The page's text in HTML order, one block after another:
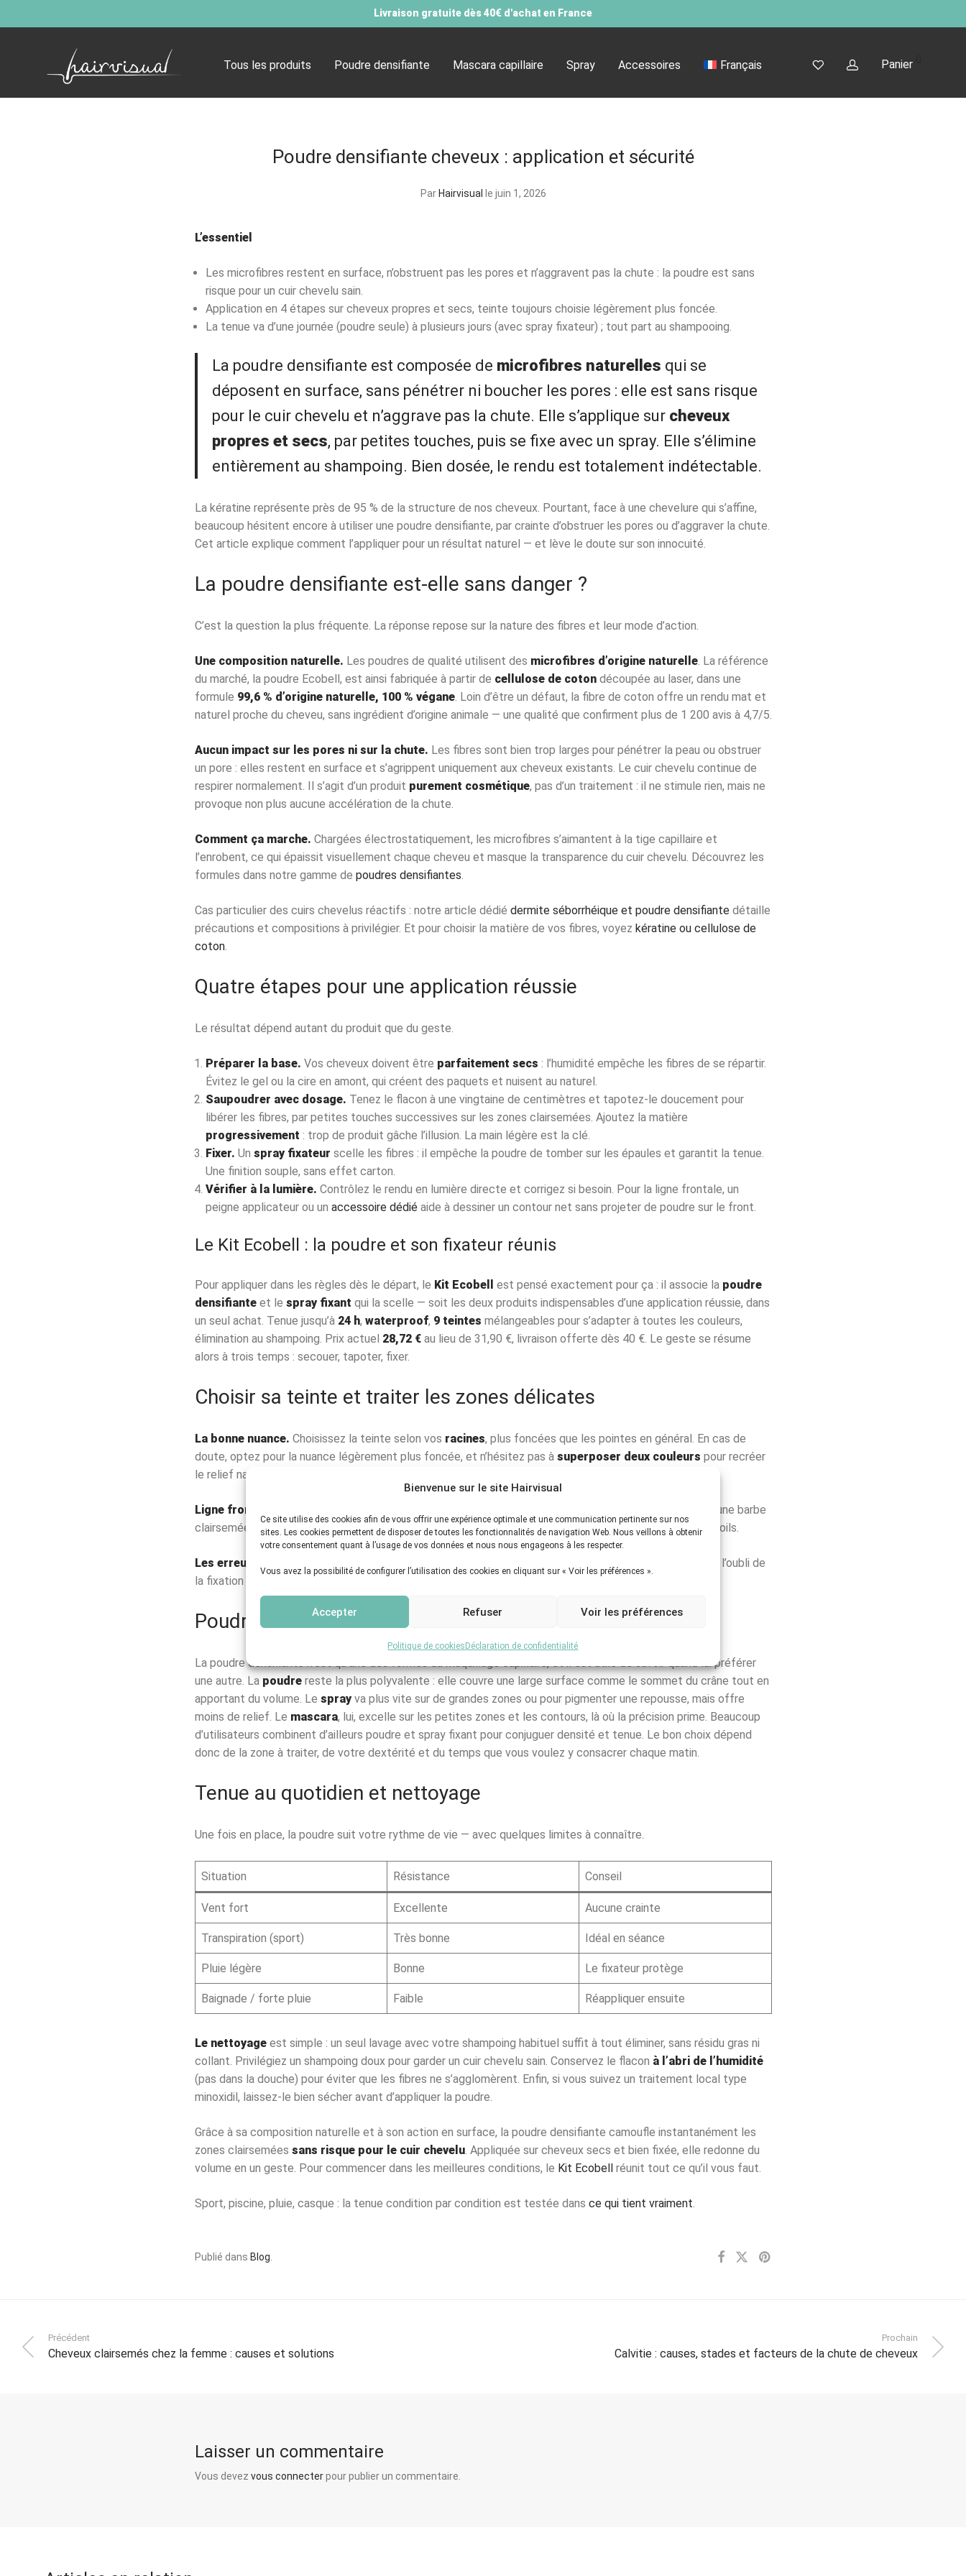
Bienvenue sur le site Hairvisual
Ce site utilise des cookies afin de vous offrir une expérience optimale et une communication pertinente sur nos
sites. Les cookies permettent de disposer de toutes les fonctionnalités de navigation Web. Nous veillons à obtenir
votre consentement quant à l’usage de vos données et nous nous engageons à les respecter.
Vous avez la possibilité de configurer l’utilisation des cookies en cliquant sur « Voir les préférences ».
Accepter Refuser Voir les préférences
Politique de cookies Déclaration de confidentialité
Livraison gratuite dès 40€ d'achat en France
Tous les produits Poudre densifiante Mascara capillaire Spray Accessoires Français Panier
Poudre densifiante cheveux : application et sécurité
Par Hairvisual le juin 1, 2026
L’essentiel
Les microfibres restent en surface, n’obstruent pas les pores et n’aggravent pas la chute : la poudre est sans
risque pour un cuir chevelu sain.
Application en 4 étapes sur cheveux propres et secs, teinte toujours choisie légèrement plus foncée.
La tenue va d’une journée (poudre seule) à plusieurs jours (avec spray fixateur) ; tout part au shampooing.
La poudre densifiante est composée de microfibres naturelles qui se
déposent en surface, sans pénétrer ni boucher les pores : elle est sans risque
pour le cuir chevelu et n’aggrave pas la chute. Elle s’applique sur cheveux
propres et secs, par petites touches, puis se fixe avec un spray. Elle s’élimine
entièrement au shampoing. Bien dosée, le rendu est totalement indétectable.
La kératine représente près de 95 % de la structure de nos cheveux. Pourtant, face à une chevelure qui s’affine,
beaucoup hésitent encore à utiliser une poudre densifiante, par crainte d’obstruer les pores ou d’aggraver la chute.
Cet article explique comment l’appliquer pour un résultat naturel — et lève le doute sur son innocuité.
La poudre densifiante est-elle sans danger ?
C’est la question la plus fréquente. La réponse repose sur la nature des fibres et leur mode d’action.
Une composition naturelle. Les poudres de qualité utilisent des microfibres d’origine naturelle. La référence
du marché, la poudre Ecobell, est ainsi fabriquée à partir de cellulose de cotondécoupée au laser, dans une
formule 99,6 % d’origine naturelle, 100 % végane. Loin d’être un défaut, la fibre de coton offre un rendu mat et
naturel proche du cheveu, sans ingrédient d’origine animale — une qualité que confirment plus de 1 200 avis à 4,7/5.
Aucun impact sur les pores ni sur la chute. Les fibres sont bien trop larges pour pénétrer la peau ou obstruer
un pore : elles restent en surface et s’agrippent uniquement aux cheveux existants. Le cuir chevelu continue de
respirer normalement. Il s’agit d’un produit purement cosmétique, pas d’un traitement : il ne stimule rien, mais ne
provoque non plus aucune accélération de la chute.
Comment ça marche. Chargées électrostatiquement, les microfibres s’aimantent à la tige capillaire et
l’enrobent, ce qui épaissit visuellement chaque cheveu et masque la transparence du cuir chevelu. Découvrez les
formules dans notre gamme de poudres densifiantes.
Cas particulier des cuirs chevelus réactifs : notre article dédié dermite séborrhéique et poudre densifiantedétaille
précautions et compositions à privilégier. Et pour choisir la matière de vos fibres, voyez kératine ou cellulose de
coton.
Quatre étapes pour une application réussie
Le résultat dépend autant du produit que du geste.
Préparer la base. Vos cheveux doivent être parfaitement secs : l’humidité empêche les fibres de se répartir.
Évitez le gel ou la cire en amont, qui créent des paquets et nuisent au naturel.
Saupoudrer avec dosage. Tenez le flacon à une vingtaine de centimètres et tapotez-le doucement pour
libérer les fibres, par petites touches successives sur les zones clairsemées. Ajoutez la matière
progressivement : trop de produit gâche l’illusion. La main légère est la clé.
Fixer. Un spray fixateur scelle les fibres : il empêche la poudre de tomber sur les épaules et garantit la tenue.
Une finition souple, sans effet carton.
Vérifier à la lumière. Contrôlez le rendu en lumière directe et corrigez si besoin. Pour la ligne frontale, un
peigne applicateur ou un accessoire dédiéaide à dessiner un contour net sans projeter de poudre sur le front.
Le Kit Ecobell : la poudre et son fixateur réunis
Pour appliquer dans les règles dès le départ, le Kit Ecobell est pensé exactement pour ça : il associe la poudre
densifianteet le spray fixant qui la scelle — soit les deux produits indispensables d’une application réussie, dans
un seul achat. Tenue jusqu’à 24 h, waterproof, 9 teintes mélangeables pour s’adapter à toutes les couleurs,
élimination au shampoing. Prix actuel 28,72 €au lieu de 31,90 €, livraison offerte dès 40 €. Le geste se résume
alors à trois temps : secouer, tapoter, fixer.
Choisir sa teinte et traiter les zones délicates
La bonne nuance. Choisissez la teinte selon vos racines, plus foncées que les pointes en général. En cas de
doute, optez pour la nuance légèrement plus foncée, et n’hésitez pas à superposer deux couleurs pour recréer
le relief naturel d’une chevelure.
Ligne frontale et barbe.
Sur la ligne frontale, travaillez au peigne applicateur pour un tracé précis. Sur une barbe
clairsemée, déposez le produit avec parcimonie et brossez légèrement pour fondre les fibres dans les poils.
Les erreurs de débutant.
Les deux plus fréquentes : trop de produit (qui crée des taches sombres) et l’oubli de
la fixation (qui ruine la tenue). En résumé : main légère, cheveux secs, teinte adaptée, et toujours fixer.
Poudre, spray ou mascara : quelles différences ?
La poudre densifiante n’est qu’une des formes du maquillage capillaire, et il est utile de savoir quand lui préférer
une autre. La poudrereste la plus polyvalente : elle couvre une large surface comme le sommet du crâne tout en
apportant du volume. Le sprayva plus vite sur de grandes zones ou pour pigmenter une repousse, mais offre
moins de relief. Le mascara, lui, excelle sur les petites zones et les contours, là où la précision prime. Beaucoup
d’utilisateurs combinent d’ailleurs poudre et spray fixant pour conjuguer densité et tenue. Le bon choix dépend
donc de la zone à traiter, de votre dextérité et du temps que vous voulez y consacrer chaque matin.
Tenue au quotidien et nettoyage
Une fois en place, la poudre suit votre rythme de vie — avec quelques limites à connaître.
Situation Résistance Conseil
Vent fort Excellente Aucune crainte
Transpiration (sport) Très bonne Idéal en séance
Pluie légère Bonne Le fixateur protège
Baignade / forte pluie Faible Réappliquer ensuite
Le nettoyageest simple : un seul lavage avec votre shampoing habituel suffit à tout éliminer, sans résidu gras ni
collant. Privilégiez un shampoing doux pour garder un cuir chevelu sain. Conservez le flacon à l’abri de l’humidité
(pas dans la douche) pour éviter que les fibres ne s’agglomèrent. Enfin, si vous suivez un traitement local type
minoxidil, laissez-le bien sécher avant d’appliquer la poudre.
Grâce à sa composition naturelle et à son action en surface, la poudre densifiante camoufle instantanément les
zones clairsemées sans risque pour le cuir chevelu. Appliquée sur cheveux secs et bien fixée, elle redonne du
volume en un geste. Pour commencer dans les meilleures conditions, le Kit Ecobellréunit tout ce qu’il vous faut.
Sport, piscine, pluie, casque : la tenue condition par condition est testée dans ce qui tient vraiment.
Publié dans Blog
Précédent
Cheveux clairsemés chez la femme : causes et solutions
Prochain
Calvitie : causes, stades et facteurs de la chute de cheveux
Laisser un commentaire
Vous devez vous connecterpour publier un commentaire.